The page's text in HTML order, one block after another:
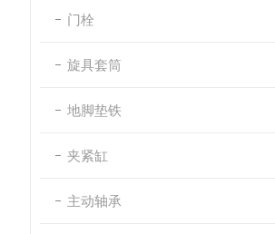
门栓
旋具套筒
地脚垫铁
夹紧缸
主动轴承